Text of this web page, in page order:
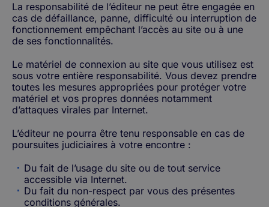
La responsabilité de l’éditeur ne peut être engagée en
cas de défaillance, panne, difficulté ou interruption de
fonctionnement empêchant l’accès au site ou à une
de ses fonctionnalités.
Le matériel de connexion au site que vous utilisez est
sous votre entière responsabilité. Vous devez prendre
toutes les mesures appropriées pour protéger votre
matériel et vos propres données notamment
d’attaques virales par Internet.
L’éditeur ne pourra être tenu responsable en cas de
poursuites judiciaires à votre encontre :
Du fait de l’usage du site ou de tout service
accessible via Internet.
Du fait du non-respect par vous des présentes
conditions générales.